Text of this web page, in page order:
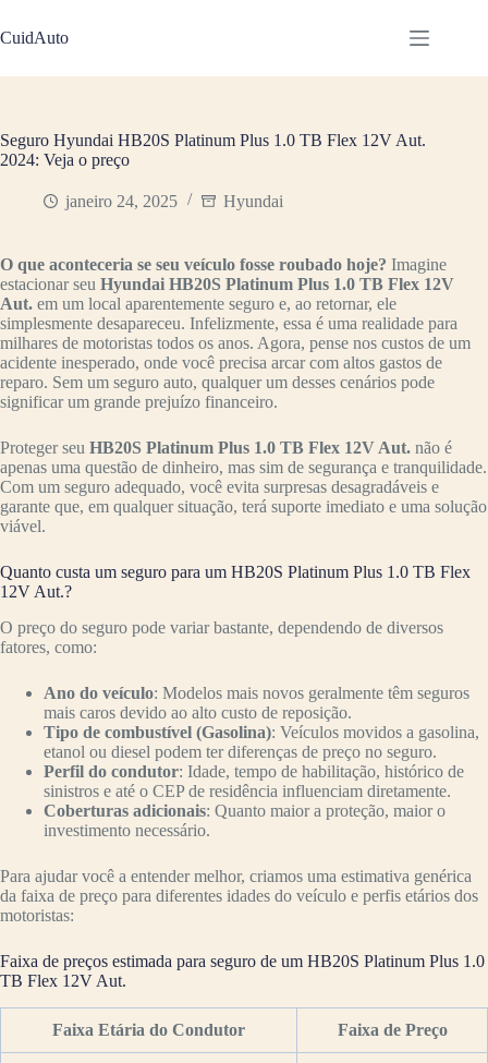
para
o
CuidAuto
Seguro Hyundai HB20S Platinum Plus 1.0 TB Flex 12V Aut.
2024: Veja o preço
janeiro 24, 2025 Hyundai
O que aconteceria se seu veículo fosse roubado hoje? Imagine
estacionar seu Hyundai HB20S Platinum Plus 1.0 TB Flex 12V
Aut. em um local aparentemente seguro e, ao retornar, ele
simplesmente desapareceu. Infelizmente, essa é uma realidade para
milhares de motoristas todos os anos. Agora, pense nos custos de um
acidente inesperado, onde você precisa arcar com altos gastos de
reparo. Sem um seguro auto, qualquer um desses cenários pode
significar um grande prejuízo financeiro.
Proteger seu HB20S Platinum Plus 1.0 TB Flex 12V Aut. não é
apenas uma questão de dinheiro, mas sim de segurança e tranquilidade.
Com um seguro adequado, você evita surpresas desagradáveis e
garante que, em qualquer situação, terá suporte imediato e uma solução
viável.
Quanto custa um seguro para um HB20S Platinum Plus 1.0 TB Flex
12V Aut.?
O preço do seguro pode variar bastante, dependendo de diversos
fatores, como:
Ano do veículo: Modelos mais novos geralmente têm seguros
mais caros devido ao alto custo de reposição.
Tipo de combustível (Gasolina): Veículos movidos a gasolina,
etanol ou diesel podem ter diferenças de preço no seguro.
Perfil do condutor: Idade, tempo de habilitação, histórico de
sinistros e até o CEP de residência influenciam diretamente.
Coberturas adicionais: Quanto maior a proteção, maior o
investimento necessário.
Para ajudar você a entender melhor, criamos uma estimativa genérica
da faixa de preço para diferentes idades do veículo e perfis etários dos
motoristas:
Faixa de preços estimada para seguro de um HB20S Platinum Plus 1.0
TB Flex 12V Aut.
Faixa Etária do Condutor Faixa de Preço